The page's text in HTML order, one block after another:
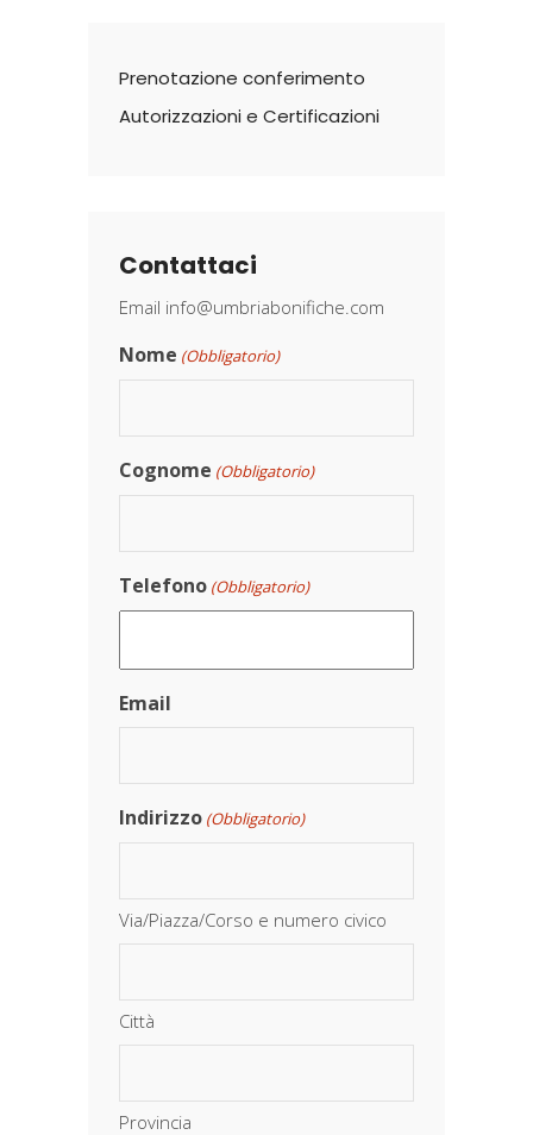
Prenotazione conferimento
Autorizzazioni e Certificazioni
Contattaci
Email info@umbriabonifiche.com
Nome (Obbligatorio)
Cognome (Obbligatorio)
Telefono (Obbligatorio)
Email
Indirizzo (Obbligatorio)
Via/Piazza/Corso e numero civico
Città
Provincia